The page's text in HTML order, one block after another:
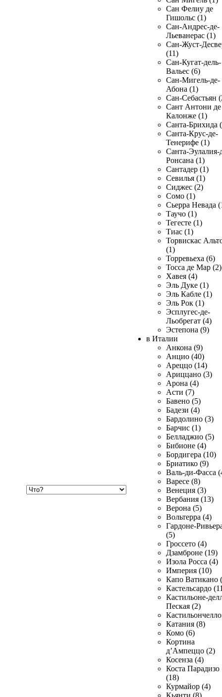
Сан Фелиу де
Гишольс (1)
Сан-Андрес-де-
Льеванерас (1)
Сан-Жуст-
(11)
Сан-Кугат-дель-
Вальес (6)
Сан-Мигель-де-
Абона (1)
Сан-Себастьян
Сант Антони де
Калонже (1)
Санта-Брихида
Санта-Крус-де-
Тенерифе (1)
Санта-Эулалия-
Ронсана (1)
Сантадер (1)
Севилья (1)
Сиджес (2)
Сомо (1)
Сьерра Невада
Таучо (1)
Тегесте (1)
Тиас (1)
Торвискас
(1)
Торревьеха (6)
Тосса де Мар (2)
Хавея (4)
Эль Дуке (1)
Эль Кабле (1)
Эль Рок (1)
Эсплугес-де-
Льобрегат (4)
Эстепона (9)
в Италии
Анкона (9)
Анцио (40)
Ареццо (14)
Ариццано (3)
Арона (4)
Асти (7)
Бавено (5)
Бадези (4)
Бардолино (3)
Барчис (1)
Белладжио (5)
Бибионе (4)
Бордигера (10)
Бриатико (9)
Валь-ди-Фасса
Варесе (8)
Венеция (3)
Вербания (13)
Верона (5)
Вольтерра (4)
Гардоне-
(5)
Гроссето (4)
Дзамброне (19)
Изола Росса (4)
Империя (10)
Капо Ватикано
Кастельсардо
Кастильоне-
Пеская (2)
Катания (8)
Комо (6)
Кортина
д’Ампеццо (2)
Косенза (4)
Коста Парадизо
(18)
Курмайор (4)
Кьянти (8)